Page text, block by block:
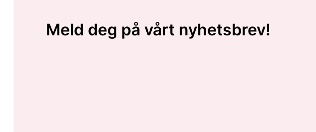
Meld deg på vårt nyhetsbrev!